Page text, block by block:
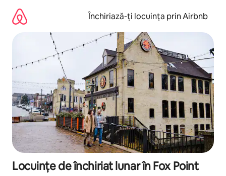
mergi
Închiriază-ți locuința prin Airbnb
Locuințe de închiriat lunar în Fox Point